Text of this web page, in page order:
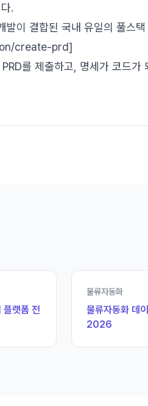
.
이 결합된 국내 유일의 풀스택
create-prd]
를 제출하고, 명세가 코드가
랫폼 전
물류자동화
물류자동화 데
2026